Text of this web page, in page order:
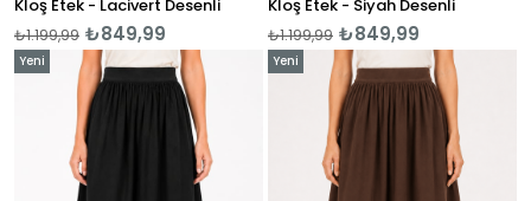
Kloş Etek - Lacivert Desenli
₺849,99
₺1.199,99
Kloş Etek - Siyah Desenli
₺849,99
₺1.199,99
Yeni
Yeni